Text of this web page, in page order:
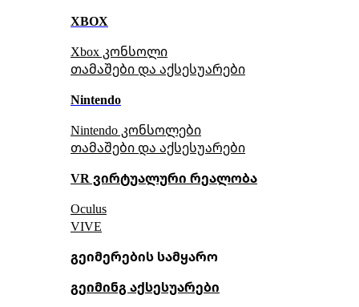
XBOX
Xbox კონსოლი
თამაშები და აქსესუარები
Nintendo
Nintendo კონსოლები
თამაშები და აქსესუარები
VR ვირტუალური რეალობა
Oculus
VIVE
გეიმერების სამყარო
გეიმინგ აქსესუარები